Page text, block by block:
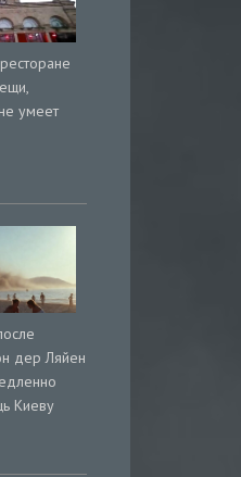
умеет
дер Ляйен
Киеву